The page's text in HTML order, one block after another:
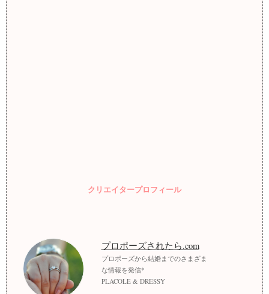
クリエイタープロフィール
プロポーズされたら.com
プロポーズから結婚までのさまざま
な情報を発信*
PLACOLE & DRESSY